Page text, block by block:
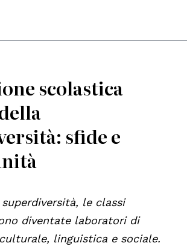
scolastica
sfide e
le classi
diventate laboratori di
linguistica e sociale.